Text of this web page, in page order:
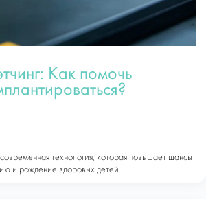
Как помочь
технология, которая повышает шансы
и рождение здоровых детей.